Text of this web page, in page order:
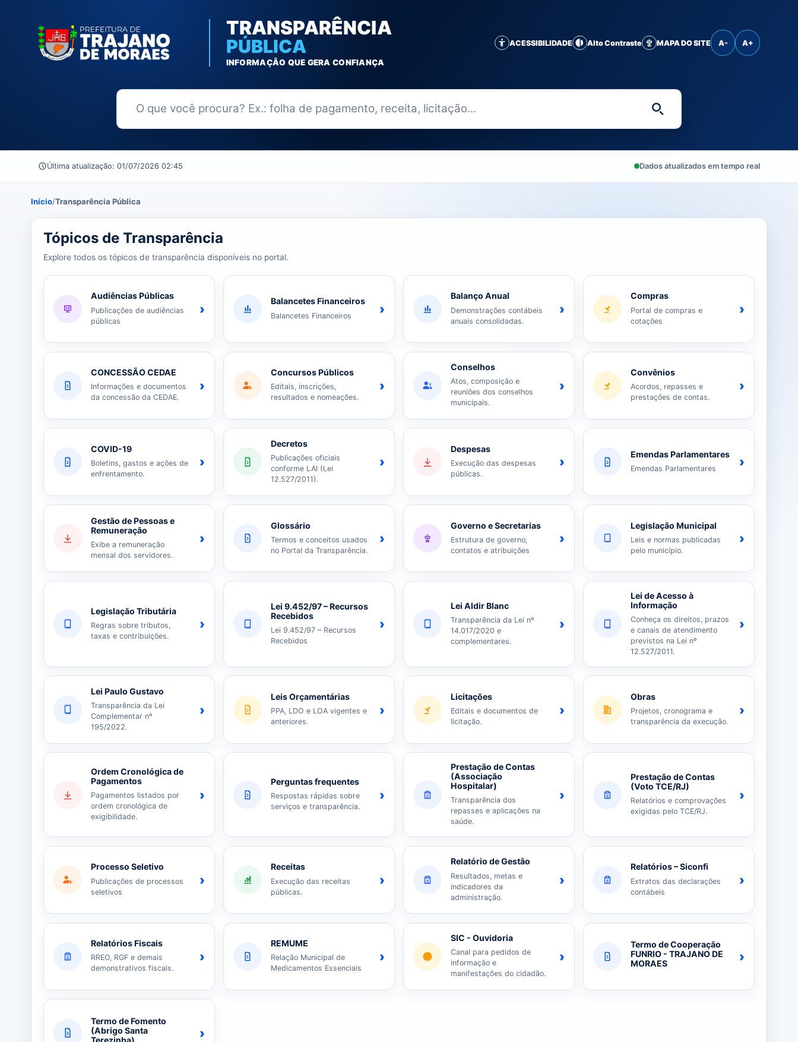
TRANSPARÊNCIA
PÚBLICA
INFORMAÇÃO QUE GERA CONFIANÇA
ACESSIBILIDADE Alto Contraste MAPA DO SITE A- A+
Buscar no Portal da Transparência Digite uma palavra-
Última atualização: 01/07/2026 02:45 Dados atualizados em tempo real
Início/Transparência Pública
37 tópicos carregados do banco de dados.
Tópicos de Transparência
Explore todos os tópicos de transparência disponíveis no portal.
Audiências Públicas
Publicações de audiências
públicas
›
Balancetes Financeiros
Balancetes Financeiros ›
Balanço Anual
Demonstrações contábeis
anuais consolidadas.
›
Compras
Portal de compras e
cotações
›
CONCESSÃO CEDAE
Informações e documentos
da concessão da CEDAE.
›
Concursos Públicos
Editais, inscrições,
resultados e nomeações.
›
Conselhos
Atos, composição e
reuniões dos conselhos
municipais.
›
Convênios
Acordos, repasses e
prestações de contas.
›
COVID-19
Boletins, gastos e ações de
enfrentamento.
›
Decretos
Publicações oficiais
conforme LAI (Lei
12.527/2011).
›
Despesas
Execução das despesas
públicas.
›
Emendas Parlamentares
Emendas Parlamentares ›
Gestão de Pessoas e
Remuneração
Exibe a remuneração
mensal dos servidores.
›
Glossário
Termos e conceitos usados
no Portal da Transparência.
›
Governo e Secretarias
Estrutura de governo,
contatos e atribuições
›
Legislação Municipal
Leis e normas publicadas
pelo município.
›
Legislação Tributária
Regras sobre tributos,
taxas e contribuições.
›
Lei 9.452/97 – Recursos
Recebidos
Lei 9.452/97 – Recursos
Recebidos
›
Lei Aldir Blanc
Transparência da Lei nº
14.017/2020 e
complementares.
›
Lei de Acesso à
Informação
Conheça os direitos, prazos
e canais de atendimento
previstos na Lei nº
12.527/2011.
›
Lei Paulo Gustavo
Transparência da Lei
Complementar nº
195/2022.
›
Leis Orçamentárias
PPA, LDO e LOA vigentes e
anteriores.
›
Licitações
Editais e documentos de
licitação.
›
Obras
Projetos, cronograma e
transparência da execução.
›
Ordem Cronológica de
Pagamentos
Pagamentos listados por
ordem cronológica de
exigibilidade.
›
Perguntas frequentes
Respostas rápidas sobre
serviços e transparência.
›
Prestação de Contas
(Associação
Hospitalar)
Transparência dos
repasses e aplicações na
saúde.
›
Prestação de Contas
(Voto TCE/RJ)
Relatórios e comprovações
exigidas pelo TCE/RJ.
›
Processo Seletivo
Publicações de processos
seletivos
›
Receitas
Execução das receitas
públicas.
›
Relatório de Gestão
Resultados, metas e
indicadores da
administração.
›
Relatórios – Siconfi
Extratos das declarações
contábeis
›
Relatórios Fiscais
RREO, RGF e demais
demonstrativos fiscais.
›
REMUME
Relação Municipal de
Medicamentos Essenciais
›
SIC - Ouvidoria
Canal para pedidos de
informação e
manifestações do cidadão.
›
Termo de Cooperação
FUNRIO - TRAJANO DE
MORAES
›
Termo de Fomento
(Abrigo Santa
Terezinha)
›